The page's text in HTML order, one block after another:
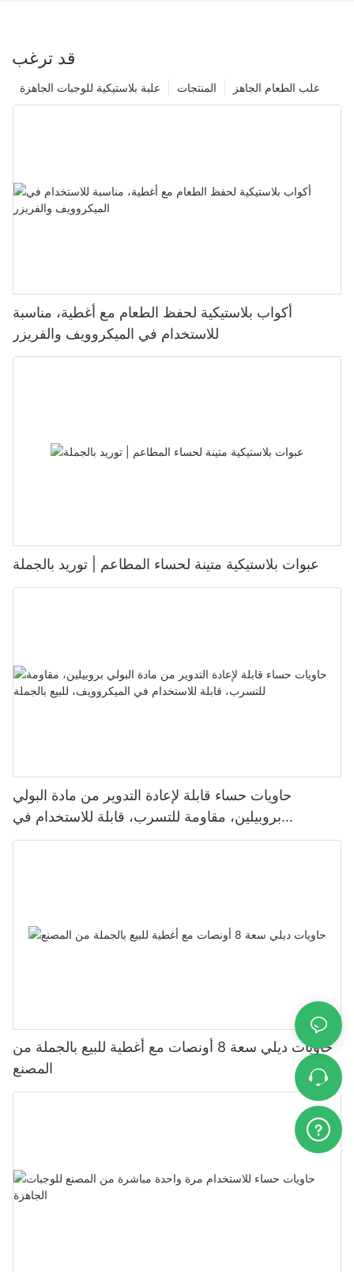
قد ترغب
علب الطعام الجاهز المنتجات علبة بلاستيكية للوجبات الجاهزة
أكواب بلاستيكية لحفظ الطعام مع أغطية، مناسبة
للاستخدام في الميكروويف والفريزر
عبوات بلاستيكية متينة لحساء المطاعم | توريد بالجملة
حاويات حساء قابلة لإعادة التدوير من مادة البولي
بروبيلين، مقاومة للتسرب، قابلة للاستخدام في
الميكروويف، للبيع بالجملة
حاويات ديلي سعة 8 أونصات مع أغطية للبيع بالجملة من
المصنع